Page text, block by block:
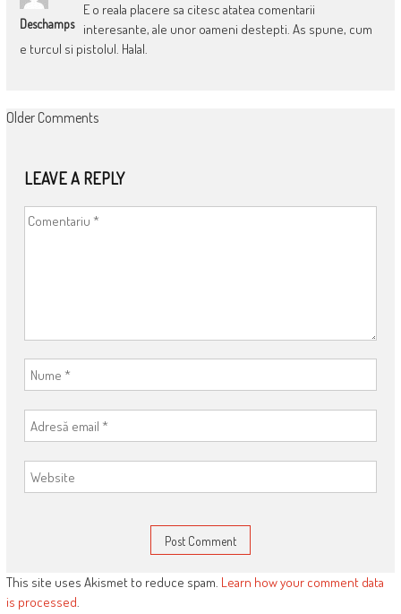
Deschamps
E o reala placere sa citesc atatea comentarii
interesante, ale unor oameni destepti. As spune, cum
e turcul si pistolul. Halal.
COMMENT
Older Comments
LEAVE A REPLY
This site uses Akismet to reduce spam. Learn how your comment data
is processed.